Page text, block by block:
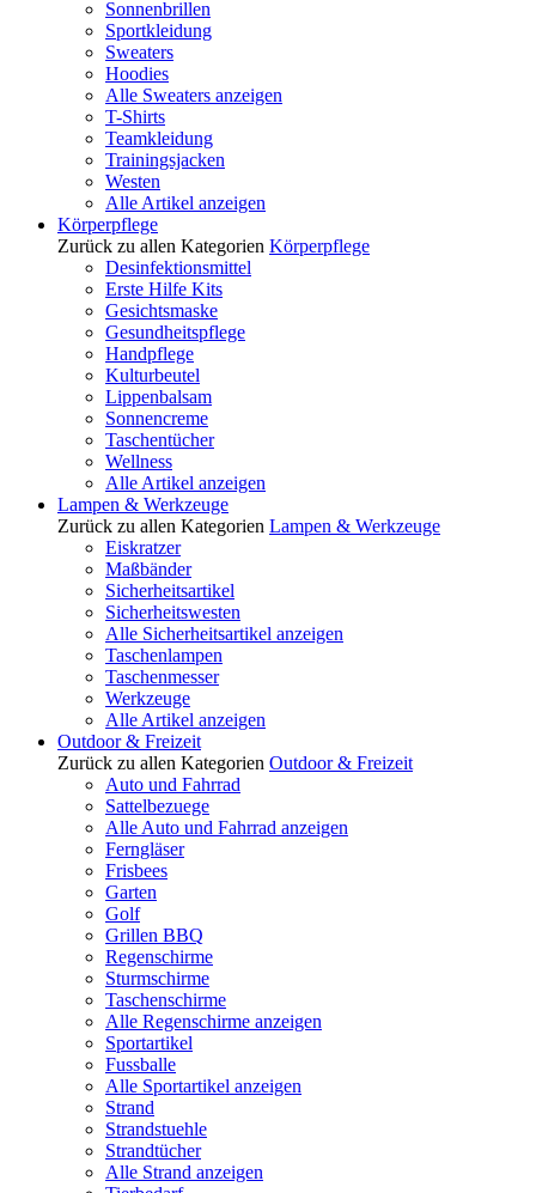
Sonnenbrillen
Sportkleidung
Sweaters
Hoodies
Alle Sweaters anzeigen
T-Shirts
Teamkleidung
Trainingsjacken
Westen
Alle Artikel anzeigen
Körperpflege
Zurück zu allen Kategorien Körperpflege
Desinfektionsmittel
Erste Hilfe Kits
Gesichtsmaske
Gesundheitspflege
Handpflege
Kulturbeutel
Lippenbalsam
Sonnencreme
Taschentücher
Wellness
Alle Artikel anzeigen
Lampen & Werkzeuge
Zurück zu allen Kategorien Lampen & Werkzeuge
Eiskratzer
Maßbänder
Sicherheitsartikel
Sicherheitswesten
Alle Sicherheitsartikel anzeigen
Taschenlampen
Taschenmesser
Werkzeuge
Alle Artikel anzeigen
Outdoor & Freizeit
Zurück zu allen Kategorien Outdoor & Freizeit
Auto und Fahrrad
Sattelbezuege
Alle Auto und Fahrrad anzeigen
Ferngläser
Frisbees
Garten
Golf
Grillen BBQ
Regenschirme
Sturmschirme
Taschenschirme
Alle Regenschirme anzeigen
Sportartikel
Fussballe
Alle Sportartikel anzeigen
Strand
Strandstuehle
Strandtücher
Alle Strand anzeigen